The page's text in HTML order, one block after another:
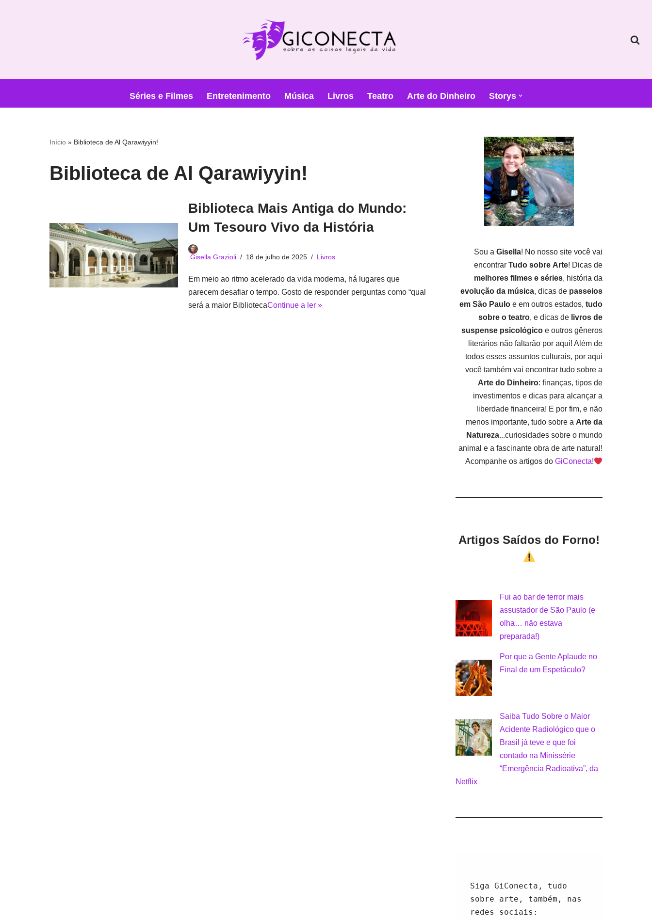
Séries e Filmes Entretenimento Música Livros Teatro Arte do Dinheiro Storys
Início » Biblioteca de Al Qarawiyyin!
Biblioteca de Al Qarawiyyin!
Biblioteca Mais Antiga do Mundo:
Um Tesouro Vivo da História
Gisella Grazioli 18 de julho de 2025 Livros
Em meio ao ritmo acelerado da vida moderna, há lugares que
parecem desafiar o tempo. Gosto de responder perguntas como “qual
será a maior BibliotecaContinue a ler »
Sou a Gisella! No nosso site você vai
encontrar Tudo sobre Arte! Dicas de
melhores filmes e séries, história da
evolução da música, dicas de passeios
em São Pauloe em outros estados, tudo
sobre o teatro, e dicas delivros de
suspense psicológicoe outros gêneros
literários não faltarão por aqui! Além de
todos esses assuntos culturais, por aqui
você também vai encontrar tudo sobre a
Arte do Dinheiro: finanças, tipos de
investimentos e dicas para alcançar a
liberdade financeira! E por fim, e não
menos importante, tudo sobre a Arte da
Natureza...curiosidades sobre o mundo
animal e a fascinante obra de arte natural!
Acompanhe os artigos do GiConecta!
Artigos Saídos do Forno!
Fui ao bar de terror mais
assustador de São Paulo (e
olha… não estava
preparada!)
Por que a Gente Aplaude no
Final de um Espetáculo?
Saiba Tudo Sobre o Maior
Acidente Radiológico que o
Brasil já teve e que foi
contado na Minissérie
“Emergência Radioativa”, da
Netflix
Siga GiConecta, tudo
sobre arte, também, nas